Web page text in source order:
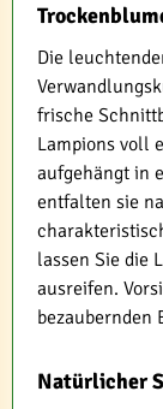
Die
frische
Lampions voll
aufgehängt in
entfalten sie
lassen Sie die
ausreifen.
bezaubernden
Natürlicher